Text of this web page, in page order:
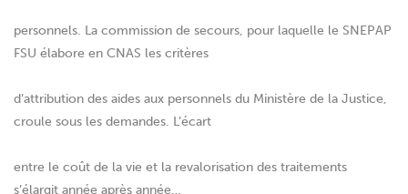
personnels. La commission de secours, pour laquelle le SNEPAP
FSU élabore en CNAS les critères
d’attribution des aides aux personnels du Ministère de la Justice,
croule sous les demandes. L’écart
entre le coût de la vie et la revalorisation des traitements
s’élargit année après année…